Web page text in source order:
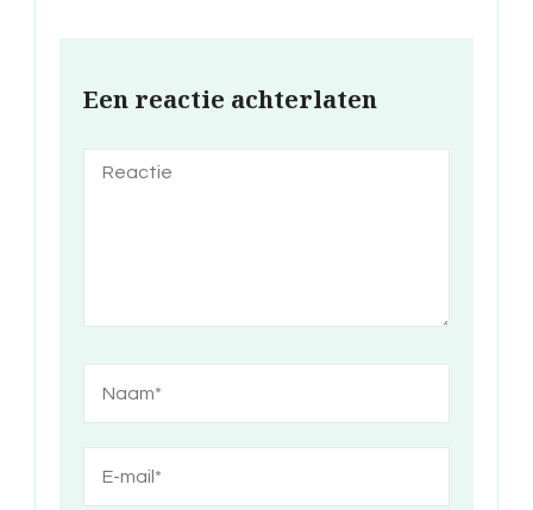
Een reactie achterlaten